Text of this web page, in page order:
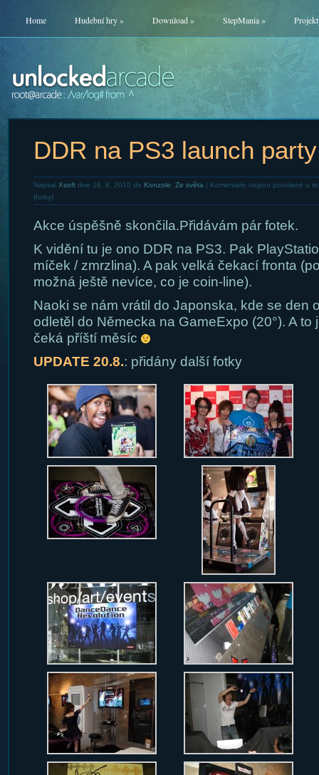
Home Hudební hry» Download» StepMania»
DDR na PS3 launch
Napsal Xsoftdne 16. 8. 2010 do Konzole Ze světa | Komentáře nejsou povolené u
(fotky)
Akce úspěšně skončila.Přidávám pár fotek.
K vidění tu je ono DDR na PS3. Pak
míček / zmrzlina). A pak velká čekací fronta
možná ještě nevíce, co je coin-line).
Naoki se nám vrátil do Japonska, kde se den
odletěl do Německa na GameExpo (20°). A to
čeká příští měsíc
UPDATE 20.8.: přidány další fotky